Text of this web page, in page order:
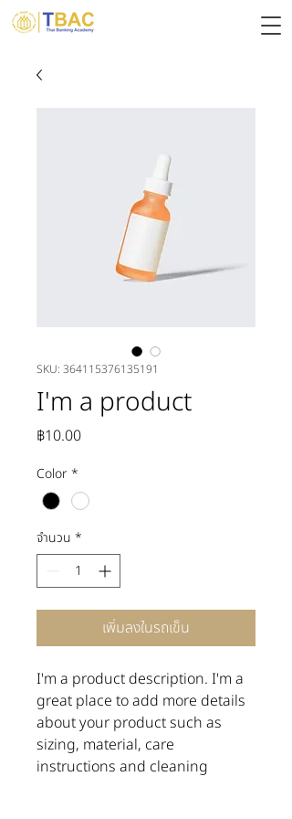
SKU: 364115376135191
I'm a product
฿10.00ราคา
Color*
จำนวน *
เพิ่มลงในรถเข็น
I'm a product description. I'm a
great place to add more details
about your product such as
sizing, material, care
instructions and cleaning